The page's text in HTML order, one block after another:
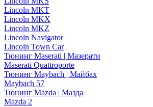
Lincoln MKT
Lincoln MKX
Lincoln MKZ
Lincoln Navigator
Lincoln Town Car
Тюнинг Maserati | Мазерати
Maserati Quattroporte
Тюнинг Maybach | Майбах
Maybach 57
Тюнинг Mazda | Мазда
Mazda 2